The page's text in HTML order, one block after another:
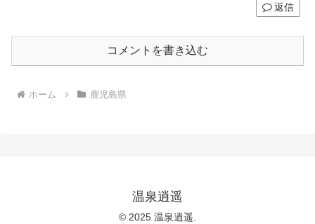
返信
コメントを書き込む
ホーム 鹿児島県
温泉逍遥
© 2025 温泉逍遥.